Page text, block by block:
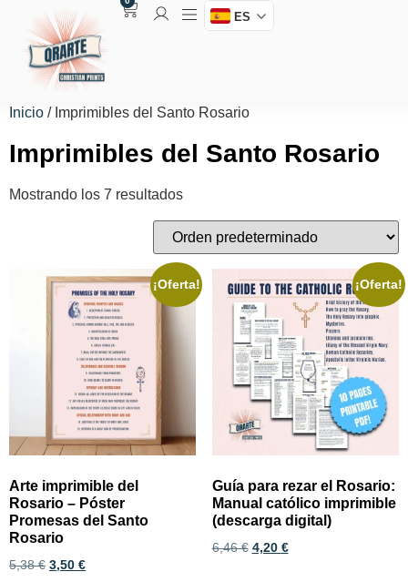
ES
Inicio / Imprimibles del Santo Rosario
Imprimibles del Santo Rosario
Mostrando los 7 resultados
¡Oferta!
Arte imprimible del
Rosario – Póster
Promesas del Santo
Rosario
5,38€ 3,50 €
¡Oferta!
Guía para rezar el Rosario:
Manual católico imprimible
(descarga digital)
6,46€ 4,20 €